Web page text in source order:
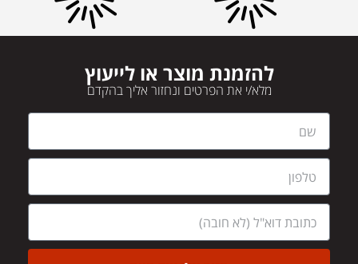
להזמנת מוצר או לייעוץ
מלא/י את הפרטים ונחזור אליך בהקדם